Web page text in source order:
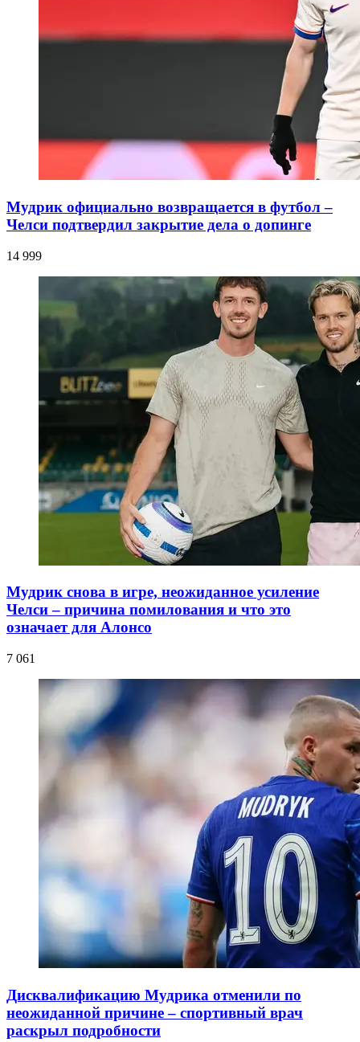
Мудрик официально возвращается в футбол –
Челси подтвердил закрытие дела о допинге
14 999
Мудрик снова в игре, неожиданное усиление
Челси – причина помилования и что это
означает для Алонсо
7 061
Дисквалификацию Мудрика отменили по
неожиданной причине – спортивный врач
раскрыл подробности